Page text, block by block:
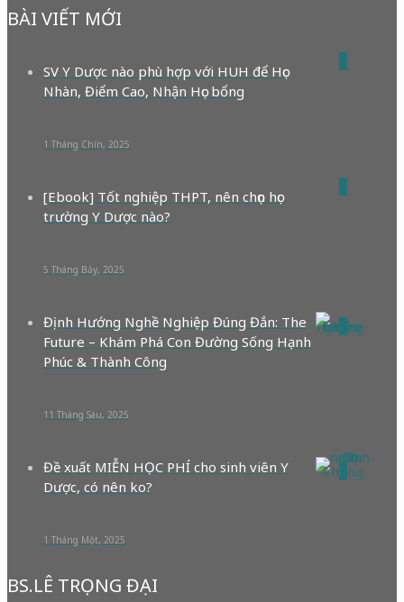
BÀI VIẾT MỚI
SV Y Dược nào phù hợp với HUH để Học
Nhàn, Điểm Cao, Nhận Học bổng
1 Tháng Chín, 2025
[Ebook] Tốt nghiệp THPT, nên chọn học
trường Y Dược nào?
5 Tháng Bảy, 2025
0
Định Hướng Nghề Nghiệp Đúng Đắn: The
Future – Khám Phá Con Đường Sống Hạnh
Phúc & Thành Công
11 Tháng Sáu, 2025
Đề xuất MIỄN HỌC PHÍ cho sinh viên Y
Dược, có nên ko?
1 Tháng Một, 2025
BS.LÊ TRỌNG ĐẠI